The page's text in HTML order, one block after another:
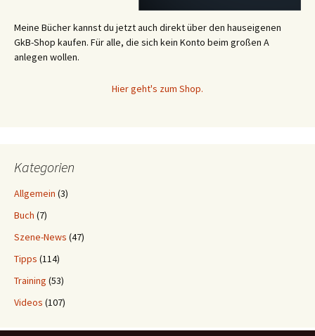
Meine Bücher kannst du jetzt auch direkt über den hauseigenen
GkB-Shop kaufen. Für alle, die sich kein Konto beim großen A
anlegen wollen.
Hier geht's zum Shop.
Kategorien
Allgemein (3)
Buch (7)
Szene-News (47)
Tipps (114)
Training (53)
Videos (107)